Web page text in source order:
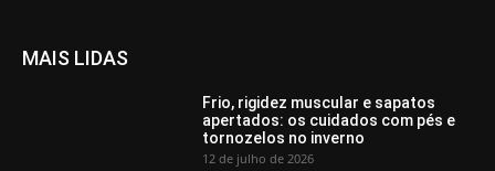
MAIS LIDAS
Frio, rigidez muscular e sapatos
apertados: os cuidados com pés e
tornozelos no inverno
12 de julho de 2026